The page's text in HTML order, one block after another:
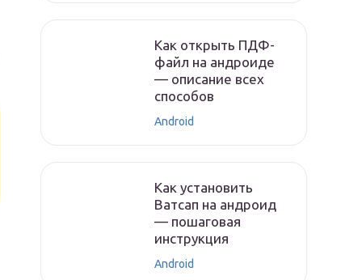
Как открыть ПДФ-
файл на андроиде
— описание всех
способов
Android
Как установить
Ватсап на андроид
— пошаговая
инструкция
Android